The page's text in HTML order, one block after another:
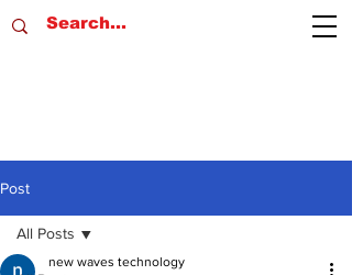
Post
All Posts
new waves technology